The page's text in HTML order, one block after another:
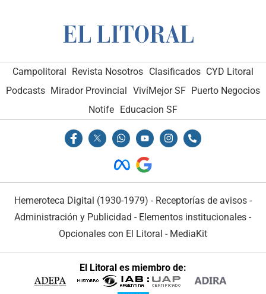
Campolitoral Revista Nosotros Clasificados CYD Litoral
Podcasts Mirador Provincial VivíMejor SF Puerto Negocios
Notife Educacion SF
Hemeroteca Digital (1930-1979) - Receptorías de avisos -
Administración y Publicidad - Elementos institucionales -
Opcionales con El Litoral - MediaKit
El Litoral es miembro de: